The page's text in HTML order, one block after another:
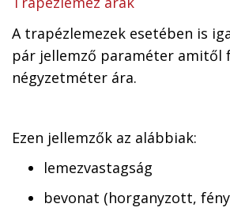
A trapézlemezek esetében is
pár jellemző paraméter amitől
négyzetméter ára.
Ezen jellemzők az alábbiak:
lemezvastagság
bevonat (horganyzott,